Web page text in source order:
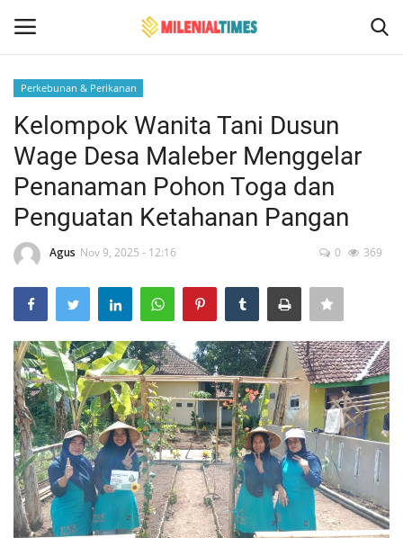
Home
Hukum
Events
Contact
Politik
Bencana Alam
Sosial Budaya Pariwisata
Maritim
Pertanian
Perkebunan & Perikanan
Kelompok Wanita Tani Dusun
Wage Desa Maleber Menggelar
Penanaman Pohon Toga dan
Penguatan Ketahanan Pangan
Agus Nov 9, 2025 - 12:16 0 369